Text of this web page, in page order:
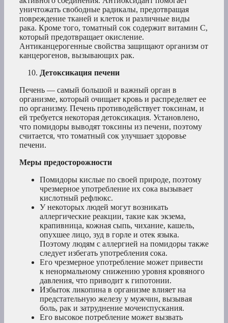
уничтожать свободные радикалы, предотвращая
повреждение тканей и клеток и различные виды
рака. Кроме того, томатный сок содержит витамин С,
который предотвращает окисление.
Антиканцерогенные свойства защищают организм от
канцерогенов, вызывающих рак.
Детоксикация печени
Печень — самый большой и важный орган в
организме, который очищает кровь и распределяет ее
по организму. Печень противодействует токсинам, и
ей требуется некоторая детоксикация. Установлено,
что помидоры выводят токсины из печени, поэтому
считается, что томатный сок улучшает здоровье
печени.
Меры предосторожности
Помидоры кислые по своей природе, поэтому
чрезмерное употребление их сока вызывает
кислотный рефлюкс.
У некоторых людей могут возникать
аллергические реакции, такие как экзема,
крапивница, кожная сыпь, чихание, кашель,
опухшее лицо, зуд в горле и отек языка.
Поэтому людям с аллергией на помидоры также
следует избегать употребления сока.
Его чрезмерное употребление может привести
к ненормальному снижению уровня кровяного
давления, что приводит к гипотонии.
Избыток ликопина в организме влияет на
предстательную железу у мужчин, вызывая
боль, рак и затруднение мочеиспускания.
Его высокое потребление может вызвать